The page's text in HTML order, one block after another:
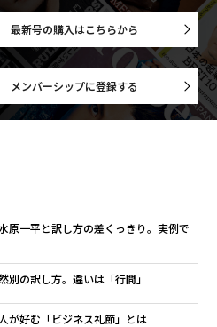
最新号の購入はこちらから
メンバーシップに登録する
原一平と訳し方の差くっきり。実例で
別の訳し方。違いは「行間」
が好む「ビジネス礼節」とは